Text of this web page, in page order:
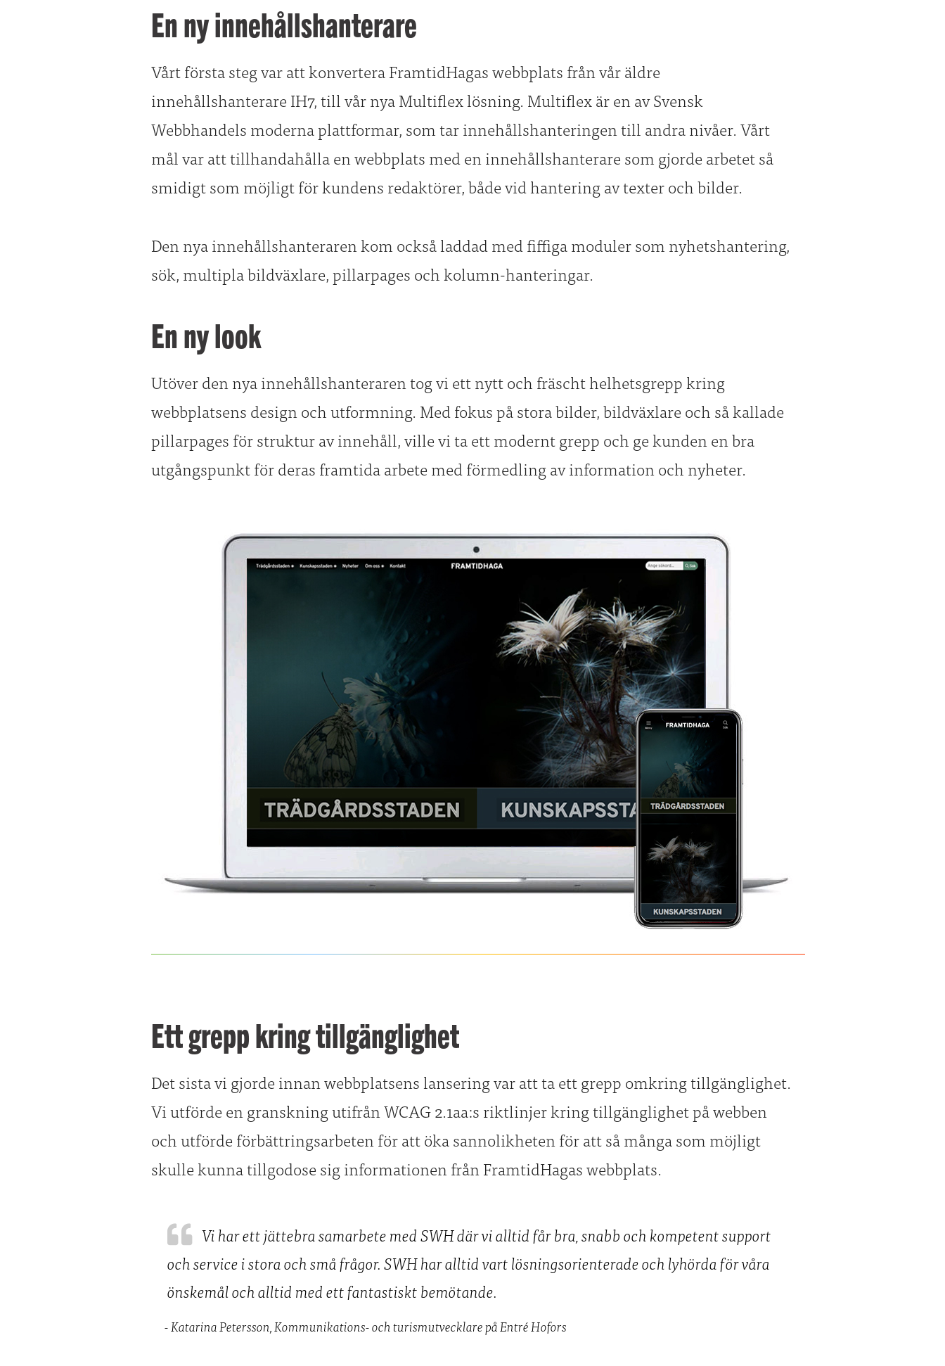
En ny innehållshanterare
Vårt första steg var att konvertera FramtidHagas webbplats från vår äldre
innehållshanterare IH7, till vår nya Multiflex lösning. Multiflex är en av Svensk
Webbhandels moderna plattformar, som tar innehållshanteringen till andra nivåer. Vårt
mål var att tillhandahålla en webbplats med en innehållshanterare som gjorde arbetet så
smidigt som möjligt för kundens redaktörer, både vid hantering av texter och bilder.
Den nya innehållshanteraren kom också laddad med fiffiga moduler som nyhetshantering,
sök, multipla bildväxlare, pillarpages och kolumn-hanteringar.
En ny look
Utöver den nya innehållshanteraren tog vi ett nytt och fräscht helhetsgrepp kring
webbplatsens design och utformning. Med fokus på stora bilder, bildväxlare och så kallade
pillarpages för struktur av innehåll, ville vi ta ett modernt grepp och ge kunden en bra
utgångspunkt för deras framtida arbete med förmedling av information och nyheter.
Ett grepp kring tillgänglighet
Det sista vi gjorde innan webbplatsens lansering var att ta ett grepp omkring tillgänglighet.
Vi utförde en granskning utifrån WCAG 2.1aa:s riktlinjer kring tillgänglighet på webben
och utförde förbättringsarbeten för att öka sannolikheten för att så många som möjligt
skulle kunna tillgodose sig informationen från FramtidHagas webbplats.
Vi har ett jättebra samarbete med SWH där vi alltid får bra, snabb och kompetent support
och service i stora och små frågor. SWH har alltid vart lösningsorienterade och lyhörda för våra
önskemål och alltid med ett fantastiskt bemötande.
- Katarina Petersson, Kommunikations- och turismutvecklare på Entré Hofors